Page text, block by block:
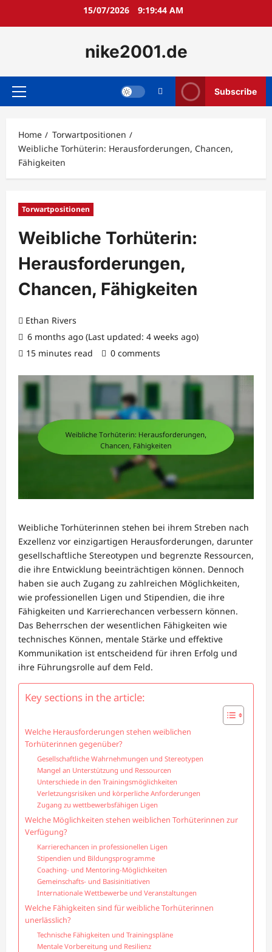
15/07/2026 9:19:45 AM
nike2001.de
Primary
Subscribe
Home
Torwartpositionen
Weibliche Torhüterin: Herausforderungen, Chancen,
Fähigkeiten
Torwartpositionen
Weibliche Torhüterin:
Herausforderungen,
Chancen, Fähigkeiten
Ethan Rivers
6 months ago (Last updated: 4 weeks ago)
15 minutes read
0 comments
Weibliche Torhüterinnen stehen bei ihrem Streben nach
Exzellenz vor einzigartigen Herausforderungen, darunter
gesellschaftliche Stereotypen und begrenzte Ressourcen,
die ihre Entwicklung beeinträchtigen können. Dennoch
haben sie auch Zugang zu zahlreichen Möglichkeiten,
wie professionellen Ligen und Stipendien, die ihre
Fähigkeiten und Karrierechancen verbessern können.
Das Beherrschen der wesentlichen Fähigkeiten wie
technisches Können, mentale Stärke und effektive
Kommunikation ist entscheidend für ihren Erfolg und
ihre Führungsrolle auf dem Feld.
Key sections in the article:
Welche Herausforderungen stehen weiblichen
Torhüterinnen gegenüber?
Gesellschaftliche Wahrnehmungen und Stereotypen
Mangel an Unterstützung und Ressourcen
Unterschiede in den Trainingsmöglichkeiten
Verletzungsrisiken und körperliche Anforderungen
Zugang zu wettbewerbsfähigen Ligen
Welche Möglichkeiten stehen weiblichen Torhüterinnen zur
Verfügung?
Karrierechancen in professionellen Ligen
Stipendien und Bildungsprogramme
Coaching- und Mentoring-Möglichkeiten
Gemeinschafts- und Basisinitiativen
Internationale Wettbewerbe und Veranstaltungen
Welche Fähigkeiten sind für weibliche Torhüterinnen
unerlässlich?
Technische Fähigkeiten und Trainingspläne
Mentale Vorbereitung und Resilienz